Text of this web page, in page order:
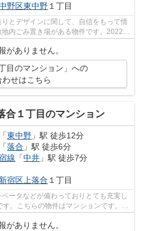
野区東中野 １丁目
とデザインに関して、自信をもって情
内ごみ置き場がある物件です。2022年
...
がありません。
目のマンション」への
わせはこちら
合１丁目のマンション
「東中野 」駅 徒歩12分
「落合 」駅 徒歩6分
線 「中井 」駅 徒歩7分
新宿区 上落合 １丁目
ータなどが備わっておりとても充実し
。こちらの物件はマンションです。ク
がありません。